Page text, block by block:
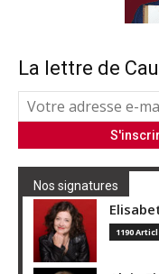
La lettre de
Nos signatures
1190